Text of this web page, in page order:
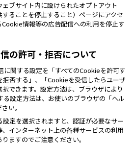
ブサイト内に設けられたオプトアウト
することを停止すること）ページにアクセ
情報等の広告配信への利用を停止す
の許可・拒否について
関する設定を「すべてのCookieを許可す
拒否する」、「Cookieを受信したらユーザ
できます。設定方法は、ブラウザにより
設定方法は、お使いのブラウザの「ヘル
い。
定を選択されますと、認証が必要なサー
インターネット上の各種サービスの利用
ますのでご注意ください。